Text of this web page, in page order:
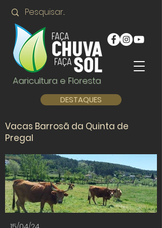
Agricultura e Floresta
DESTAQUES
Vacas Barrosã da Quinta de
Pregal